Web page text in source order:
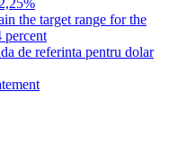
the target range for the
percent
de referinta pentru dolar